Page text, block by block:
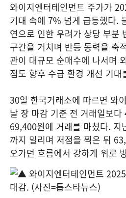
와이지엔터테인먼트 주가가
기대 속에 7% 넘게 급등했다.
연으로 인한 우려가 상당 부분
구간을 거치며 반등 동력을 축
관이 대규모 순매수에 나서며
점도 향후 수급 환경 개선 기대
30일 한국거래소에 따르면 와
날 장 마감 기준 전 거래일보
69,400원에 거래를 마쳤다.
까지 밀리며 저점을 찍은 뒤
오가던 흐름에서 강하게 위로